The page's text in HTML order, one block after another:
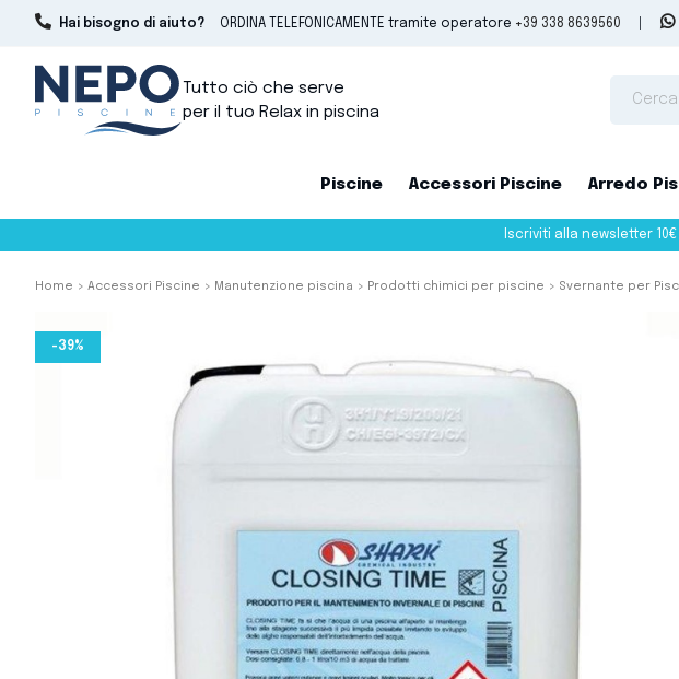
Hai bisogno di aiuto? ORDINA TELEFONICAMENTE tramite operatore +39 338 8639560
Tutto ciò che serve
per il tuo Relax in piscina
Piscine Accessori Piscine Arredo
Iscriviti alla newsletter
Home Accessori Piscine Manutenzione piscina Prodotti chimici per piscine Svernante per
-39%